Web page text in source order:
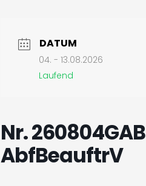
DATUM
04. - 13.08.2026
Laufend
Nr.
AbfBeauftrV